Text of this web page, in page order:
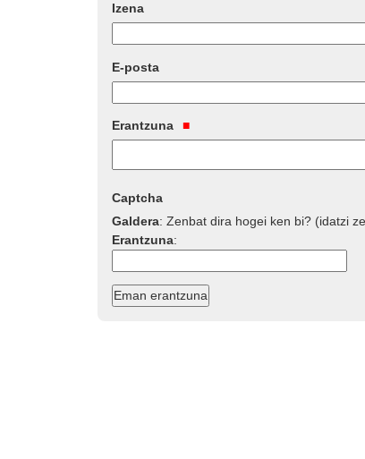
Izena
E-posta
Erantzuna
Captcha
Galdera:Zenbat dira hogei ken bi? (idatzi
Erantzuna: